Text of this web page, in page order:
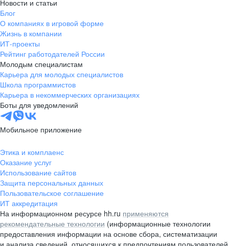
Новости и статьи
Блог
О компаниях в игровой форме
Жизнь в компании
ИТ-проекты
Рейтинг работодателей России
Молодым специалистам
Карьера для молодых специалистов
Школа программистов
Карьера в некоммерческих организациях
Боты для уведомлений
Мобильное приложение
Этика и комплаенс
Оказание услуг
Использование сайтов
Защита персональных данных
Пользовательское соглашение
ИТ аккредитация
На информационном ресурсе hh.ru применяются
рекомендательные технологии (информационные технологии
предоставления информации на основе сбора, систематизации
и анализа сведений, относящихся к предпочтениям пользователей